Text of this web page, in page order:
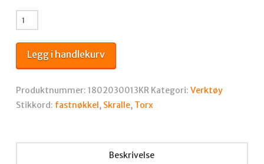
Fastnøkkel
med
skralle
L
178
Legg i handlekurv
Produktnummer: 1802030013KR Kategori: Verktøy
Stikkord: fastnøkkel , Skralle, Torx
Beskrivelse